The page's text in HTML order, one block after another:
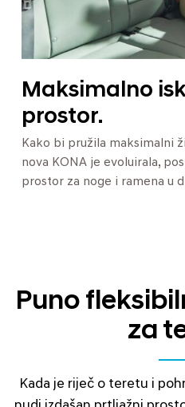
Maksimalno
prostor.
Kako bi pružila maksimalni
nova KONA je evoluirala,
prostor za noge i ramena u
Puno
za
Kada je riječ o teretu i